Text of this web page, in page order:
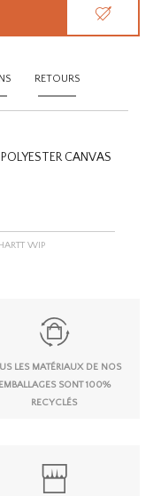
RETOURS
CANVAS
WIP
LES MATÉRIAUX DE NOS
EMBALLAGES SONT 100%
RECYCLÉS